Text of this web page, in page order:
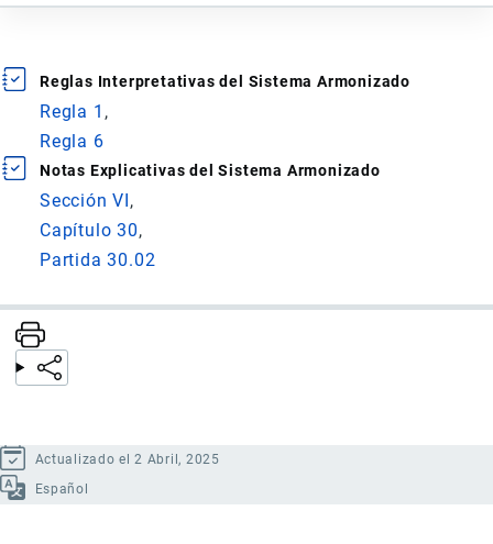
Reglas Interpretativas del Sistema Armonizado
Regla 1
Regla 6
Notas Explicativas del Sistema Armonizado
Sección VI
Capítulo 30
Partida 30.02
Actualizado el 2 Abril, 2025
Español